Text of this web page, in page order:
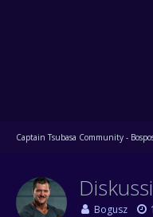
Captain Tsubasa Community -
Bogusz